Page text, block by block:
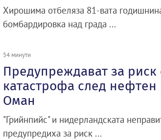
Хирошима отбеляза 81-вата
бомбардировка над града ...
54 минути
Предупреждават за риск
катастрофа след
Оман
"Грийнпийс" и нидерландската
предупредиха за риск ...